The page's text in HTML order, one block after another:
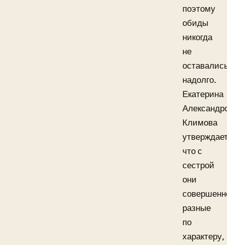
поэтому
обиды
никогда
не
надолго.
Екатерина
Климова
что с
сестрой
они
разные
по
характеру,